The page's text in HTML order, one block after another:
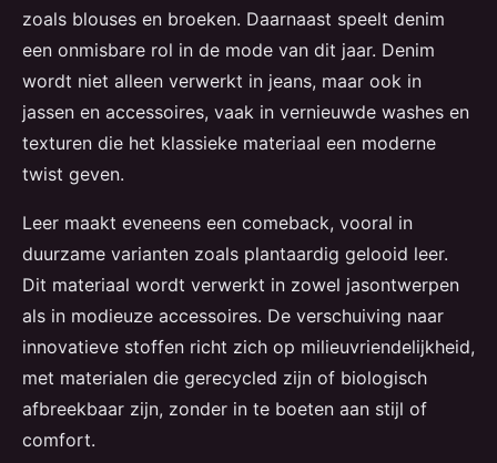
zoals blouses en broeken. Daarnaast speelt denim
een onmisbare rol in de mode van dit jaar. Denim
wordt niet alleen verwerkt in jeans, maar ook in
jassen en accessoires, vaak in vernieuwde washes en
texturen die het klassieke materiaal een moderne
twist geven.
Leer maakt eveneens een comeback, vooral in
duurzame varianten zoals plantaardig gelooid leer.
Dit materiaal wordt verwerkt in zowel jasontwerpen
als in modieuze accessoires. De verschuiving naar
innovatieve stoffen richt zich op milieuvriendelijkheid,
met materialen die gerecycled zijn of biologisch
afbreekbaar zijn, zonder in te boeten aan stijl of
comfort.